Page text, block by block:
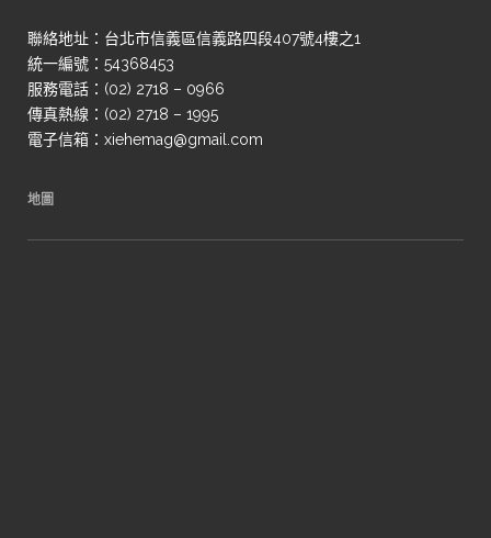
聯絡地址：台北市信義區信義路四段407號4樓之1
統一編號：54368453
服務電話：(02) 2718 – 0966
傳真熱線：(02) 2718 – 1995
電子信箱：xiehemag@gmail.com
地圖